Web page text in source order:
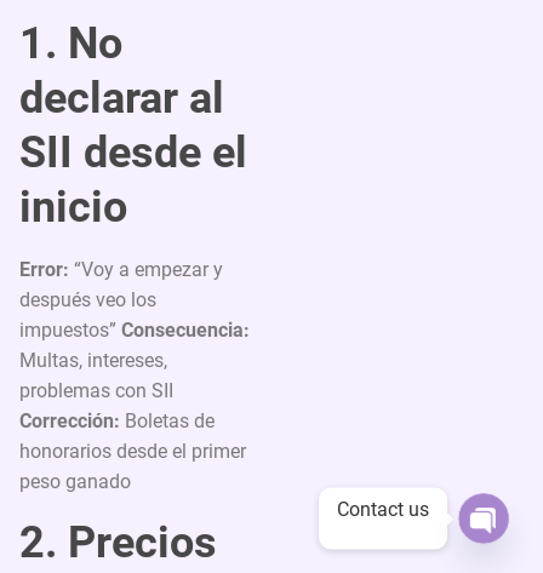
1. No
declarar al
SII desde el
inicio
Error: “Voy a empezar y
después veo los
impuestos” Consecuencia:
Multas, intereses,
problemas con SII
Corrección: Boletas de
honorarios desde el primer
peso ganado
2. Precios
Contact us